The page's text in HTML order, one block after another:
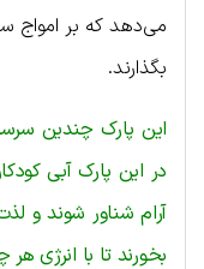
می‌دهد که بر امواج
بگذارند.
این پارک چندین
در این پارک آبی
آرام شناور شوند و
بخورند تا با انرژی